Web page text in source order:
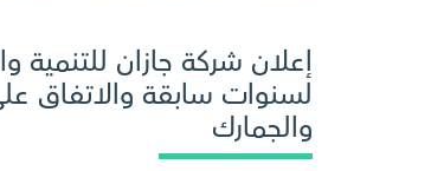
إعلان شركة جازان للتنمية
لسنوات سابقة والاتفاق
والجمارك